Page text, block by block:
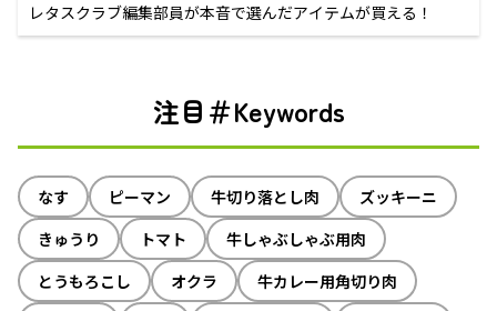
レタスクラブ編集部員が本音で選んだアイテムが買える！
注目＃Keywords
なす ピーマン 牛切り落とし肉
ズッキーニ
きゅうり
トマト
牛しゃぶしゃぶ用肉
とうもろこし
オクラ
牛カレー用角切り肉